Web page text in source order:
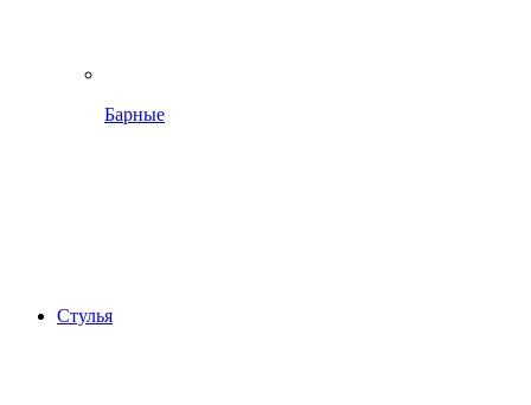
Барные
Стулья